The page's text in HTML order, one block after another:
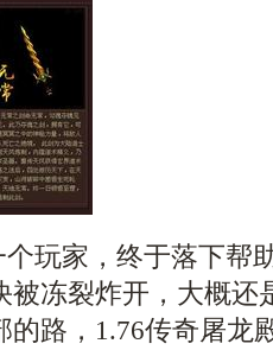
玩家，终于落下帮
被冻裂炸开，大概还
的路，1.76传奇屠龙